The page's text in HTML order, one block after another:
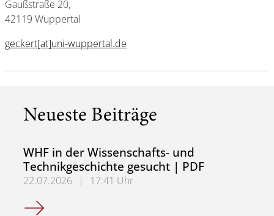
Gaußstraße 20,
42119 Wuppertal
geckert[at]uni-wuppertal.de
Neueste Beiträge
WHF in der Wissenschafts- und
Technikgeschichte gesucht | PDF
22.07.2026 |
17:41 Uhr
WHF in der Wissenschafts- und Technikgeschichte